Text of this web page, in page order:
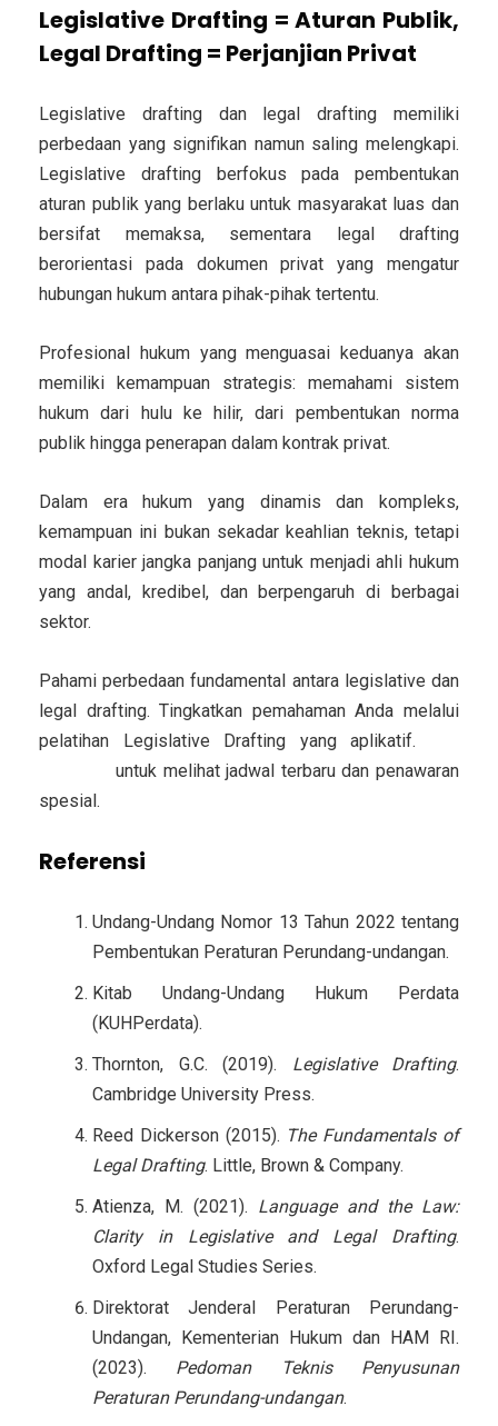
Legislative Drafting = Aturan Publik,
Legal Drafting = Perjanjian Privat
Legislative draftingdan legal drafting memiliki
perbedaan yang signifikan namun saling melengkapi.
Legislative drafting berfokus pada pembentukan
aturan publikyang berlaku untuk masyarakat luas dan
bersifat memaksa, sementara legal drafting
berorientasi pada dokumen privat yang mengatur
hubungan hukum antara pihak-pihak tertentu.
Profesional hukum yang menguasai keduanya akan
memiliki kemampuan strategis: memahami sistem
hukum dari hulu ke hilir, dari pembentukan norma
publik hingga penerapan dalam kontrak privat.
Dalam era hukum yang dinamis dan kompleks,
kemampuan ini bukan sekadar keahlian teknis, tetapi
modal karier jangka panjanguntuk menjadi ahli hukum
yang andal, kredibel, dan berpengaruh di berbagai
sektor.
Pahami perbedaan fundamental antara legislative dan
legal drafting. Tingkatkan pemahaman Anda melalui
pelatihan Legislative Drafting yang aplikatif.
untuk melihat jadwal terbaru dan penawaran
spesial.
Referensi
Undang-Undang Nomor 13 Tahun 2022 tentang
Pembentukan Peraturan Perundang-undangan.
Kitab Undang-Undang Hukum Perdata
(KUHPerdata).
Thornton, G.C. (2019). Legislative Drafting.
Cambridge University Press.
Reed Dickerson (2015). The Fundamentals of
Legal Drafting. Little, Brown & Company.
Atienza, M. (2021). Language and the Law:
Clarity in Legislative and Legal Drafting.
Oxford Legal Studies Series.
Direktorat Jenderal Peraturan Perundang-
Undangan, Kementerian Hukum dan HAM RI.
(2023). Pedoman Teknis Penyusunan
Peraturan Perundang-undangan.